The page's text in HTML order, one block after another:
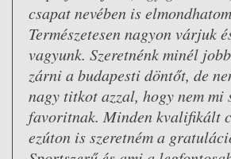
csapat nevében is
Természetesen nagyon várjuk
vagyunk. Szeretnénk minél
zárni a budapesti döntőt, de
nagy titkot azzal, hogy nem mi
favoritnak. Minden kvalifikált
ezúton is szeretném a